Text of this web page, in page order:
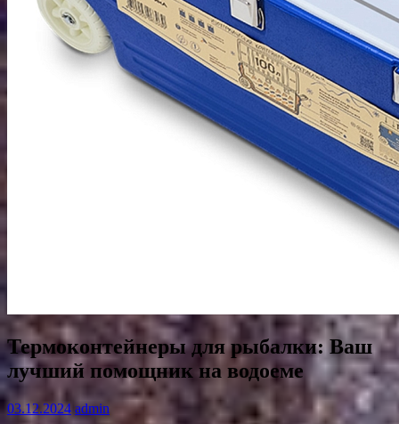
Термоконтейнеры для рыбалки: Ваш
лучший помощник на водоеме
03.12.2024 admin